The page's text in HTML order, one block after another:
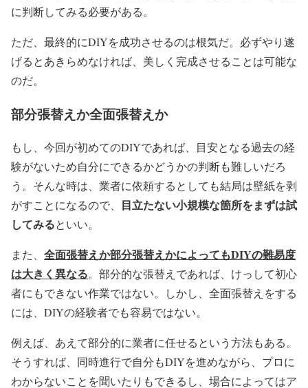
に判断してみる必要がある。
ただ、最終的にDIYを成功させるのは根気だ。必ずやり遂
げるとあきらめなければ、美しく完成させることは可能な
のだ。
部分張替えか全面張替えか
もし、今回が初めてのDIYであれば、目安となる過去の経
験がないため自分にできるかどうかの判断も難しいだろ
う。そんな時は、業者に依頼するとしても結局は壁紙を剥
がすことになるので、 目立たない小規模な箇所をまずは試
してみるといい。
また、 全面張替えか部分張替えかによってもDIYの難易度
は大きく異なる。部分的な張替えであれば、けっして初心
者にもできない作業ではない。しかし、全面張替えをする
には、DIYの経験者でも容易ではない。
例えば、あえて部分的に業者に任せるという方法もある。
そうすれば、同時進行で自分もDIYを進めながら、プロに
わからないことを聞いたりもできるし、場合によってはア